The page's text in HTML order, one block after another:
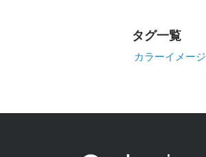
タグ一覧
カラーイメージ